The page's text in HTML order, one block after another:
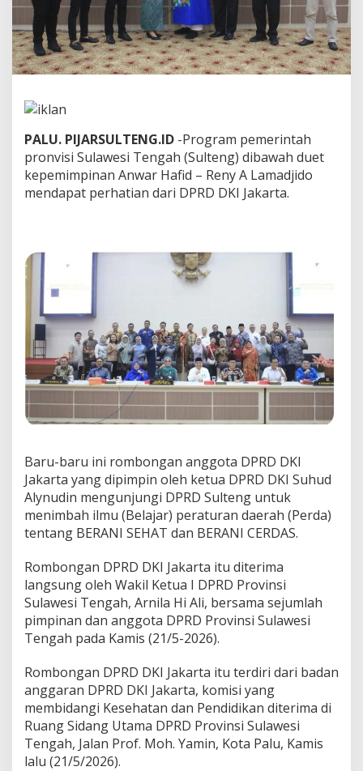
g
M
e
n
t
P
e
r
h
a
i
D
P
R
D
D
K
a
k
a
r
t
a
a
a
t
K
u
n
r
t
k
e
P
a
l
PALU. PIJARSULTENG.ID -Program pemerintah
pronvisi Sulawesi Tengah (Sulteng) dibawah duet
kepemimpinan Anwar Hafid – Reny A Lamadjido
mendapat perhatian dari DPRD DKI Jakarta.
Baru-baru ini rombongan anggota DPRD DKI
Jakarta yang dipimpin oleh ketua DPRD DKI Suhud
Alynudin mengunjungi DPRD Sulteng untuk
menimbah ilmu (Belajar) peraturan daerah (Perda)
tentang BERANI SEHAT dan BERANI CERDAS.
Rombongan DPRD DKI Jakarta itu diterima
langsung oleh Wakil Ketua I DPRD Provinsi
Sulawesi Tengah, Arnila Hi Ali, bersama sejumlah
pimpinan dan anggota DPRD Provinsi Sulawesi
Tengah pada Kamis (21/5-2026).
Rombongan DPRD DKI Jakarta itu terdiri dari badan
anggaran DPRD DKI Jakarta, komisi yang
membidangi Kesehatan dan Pendidikan diterima di
Ruang Sidang Utama DPRD Provinsi Sulawesi
Tengah, Jalan Prof. Moh. Yamin, Kota Palu, Kamis
lalu (21/5/2026).